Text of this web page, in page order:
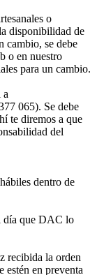
o
disponibilidad de
cambio, se debe
o en nuestro
para un cambio.
a
065). Se debe
te diremos a que
del
dentro de
día que DAC lo
recibida la orden
estén en preventa